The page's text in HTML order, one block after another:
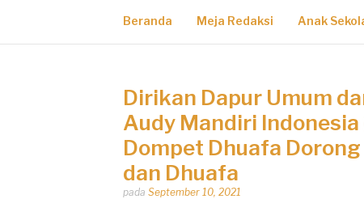
Beranda Meja Redaksi Anak
Dirikan Dapur Umum
Audy Mandiri
Dompet Dhuafa
dan Dhuafa
Dipos
pada September 10, 2021